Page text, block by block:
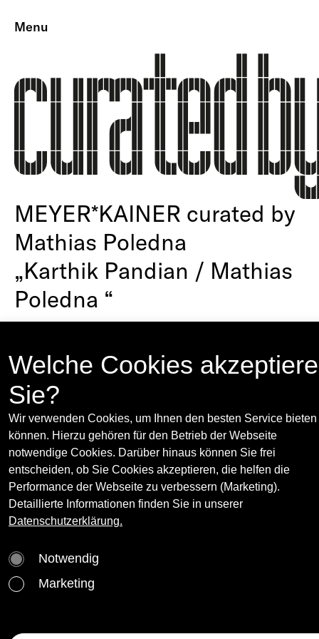
Welche Cookies
Sie?
Wir verwenden Cookies, um Ihnen den besten Service bieten
können. Hierzu gehören für den Betrieb der Webseite
notwendige Cookies. Darüber hinaus können Sie frei
entscheiden, ob Sie Cookies akzeptieren, die helfen die
Performance der Webseite zu verbessern (Marketing).
Detaillierte Informationen finden Sie in unserer
Datenschutzerklärung.
Notwendig
Marketing
Menu
MEYER*KAINER curated by
Mathias Poledna
„Karthik Pandian / Mathias
Poledna “
6.5 - 5.6.2010 Press release
(opens in
MEYER*KAINER, Eschenbachgasse 9, 1010
Vienna
www.meyerkainer.com
Curator(s):
Mathias Poledna
Born in Vienna in 1965, lives and works in los
angeles studied at the academy of applied arts
addresses the visualization of historical
constellations in political and popular cultural
contexts. his recent works primarily deal with
Artist(s):
Karthik Pandian
Ad Reinhardt